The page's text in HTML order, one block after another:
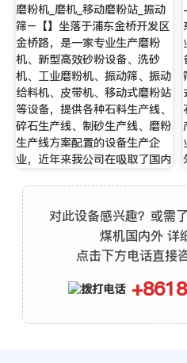
磨粉机_磨机_移动磨粉站_振动
筛–【】坐落于浦东金桥开发区
金桥路，是一家专业生产磨粉
机、新型高效砂粉设备、洗砂
机、工业磨粉机、振动筛、振动
给料机、皮带机、移动式磨粉站
等设备，提供各种石料生产线、
碎石生产线、制砂生产线、磨粉
生产线方案配置的设备生产企
业，近年来我公司在吸取了国内
对此设备感兴趣？或需
煤机国内外 详
点击下方电话直接